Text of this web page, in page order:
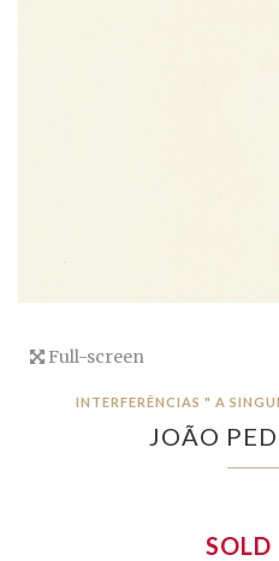
Full-screen
INTERFERÊNCIAS " A
JOÃO
SOLD